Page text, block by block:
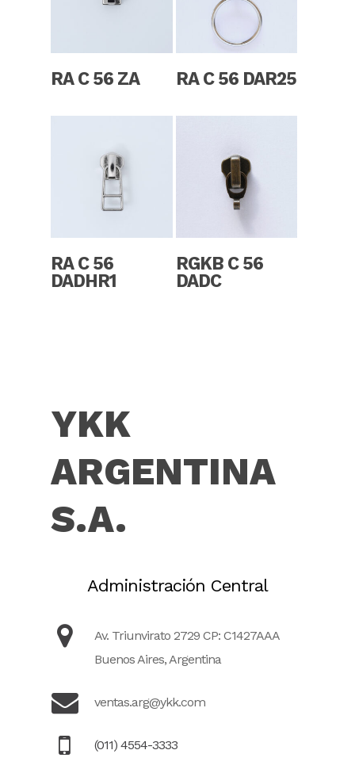
RA C 56 ZA RA C 56 DAR25
RA C 56
DADHR1
RGKB C 56
DADC
YKK
ARGENTINA
S.A.
Administración Central
Av. Triunvirato 2729 CP: C1427AAA
Buenos Aires, Argentina
ventas.arg@ykk.com
(011) 4554-3333